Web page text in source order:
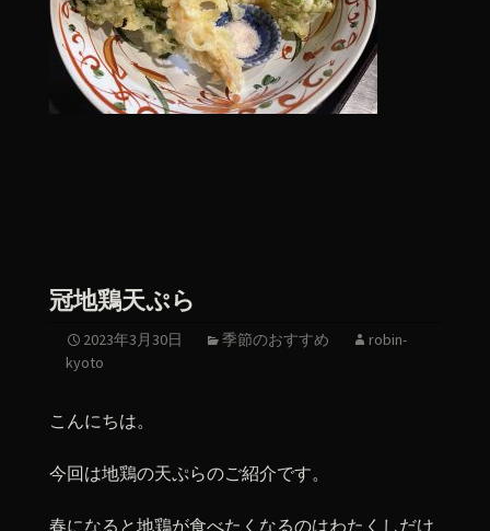
冠地鶏天ぷら
2023年3月30日 季節のおすすめ
robin-
kyoto
こんにちは。
今回は地鶏の天ぷらのご紹介です。
春になると地鶏が食べたくなるのはわたくしだけ